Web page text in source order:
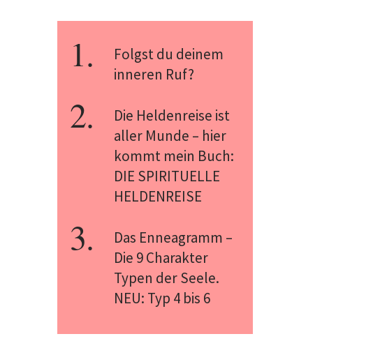
Folgst du deinem
inneren Ruf?
Die Heldenreise ist
aller Munde – hier
kommt mein Buch:
DIE SPIRITUELLE
HELDENREISE
Das Enneagramm –
Die 9 Charakter
Typen der Seele.
NEU: Typ 4 bis 6